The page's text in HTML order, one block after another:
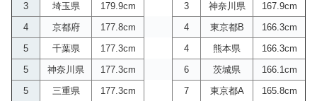
3
埼玉県 179.9cm 3 神奈川県
167.9cm
4
京都府 177.8cm 4 東京都B
166.3cm
5
千葉県 177.3cm 4 熊本県
166.3cm
5
神奈川県 177.3cm 6 茨城県
166.1cm
5
三重県 177.3cm 7 東京都A
165.8cm